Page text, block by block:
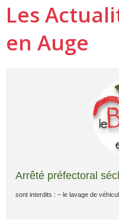
Les
en Auge
Arrêté préfectoral
sont interdits : – le lavage de